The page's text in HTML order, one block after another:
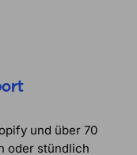
und über 70
oder stündlich